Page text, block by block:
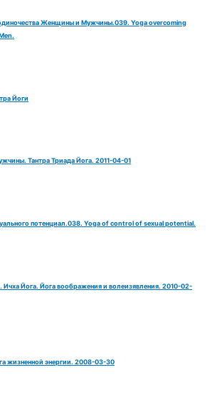
Женщины и Мужчины.039. Yoga overcoming
Йоги
Тантра Триада Йога. 2011-04-01
потенциал.038. Yoga of control of sexual potential.
Ичха Йога. Йога воображения и волеизявления. 2010-02-
жизненной энергии. 2008-03-30